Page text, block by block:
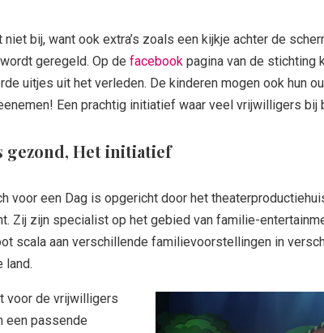
bij, want ook extra’s zoals een kijkje achter de
geregeld. Op de facebook pagina van de stichting
uitjes uit het verleden. De kinderen mogen ook hun
Een prachtig initiatief waar veel vrijwilligers bij
gezond, Het initiatief
voor een Dag is opgericht door het
Zij zijn specialist op het gebied van familie-
scala aan verschillende familievoorstellingen in
land.
voor de vrijwilligers
een passende